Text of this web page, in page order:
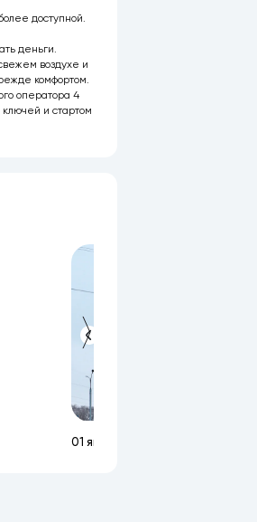
доступной.
деньги.
воздухе и
комфортом.
оператора 4
и стартом
01 января 2026 - 30 марта 2026